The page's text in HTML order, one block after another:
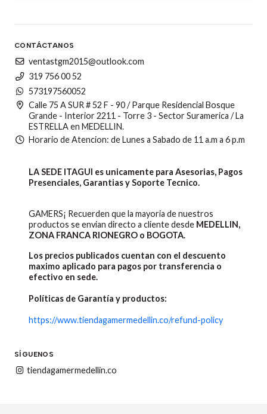
CONTÁCTANOS
ventastgm2015@outlook.com
319 756 00 52
573197560052
Calle 75 A SUR # 52 F - 90 / Parque Residencial Bosque
Grande - Interior 2211 - Torre 3 - Sector Suramerica / La
ESTRELLA en MEDELLIN.
Horario de Atencion: de Lunes a Sabado de 11 a.m a 6 p.m
LA SEDE ITAGUI es unicamente para Asesorias, Pagos
Presenciales, Garantias y Soporte Tecnico.
GAMERS¡ Recuerden que la mayoria de nuestros
productos se envian directo a cliente desde MEDELLIN,
ZONA FRANCA RIONEGRO o BOGOTA.
Los precios publicados cuentan con el descuento
maximo aplicado para pagos por transferencia o
efectivo en sede.
Políticas de Garantía y productos:
https://www.tiendagamermedellin.co/refund-policy
SÍGUENOS
tiendagamermedellin.co